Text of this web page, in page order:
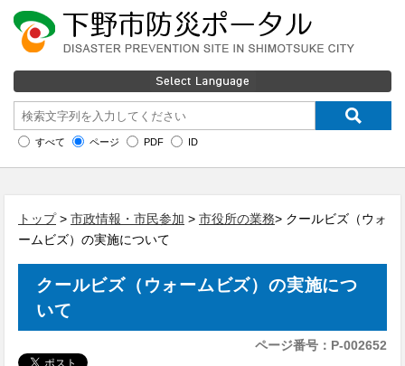
すべて ページ PDF ID
トップ> 市政情報・市民参加 > 市役所の業務> クールビズ（ウォ
ームビズ）の実施について
クールビズ（ウォームビズ）の実施につ
いて
ページ番号：P-002652